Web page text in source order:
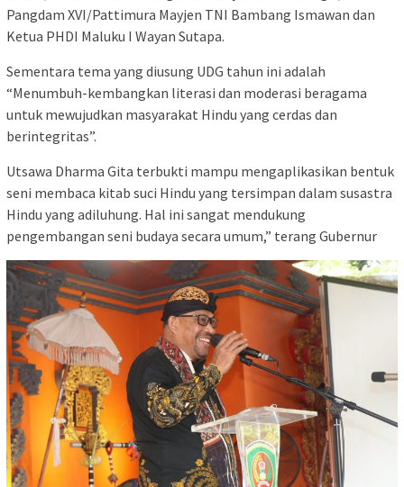
Pangdam XVI/Pattimura Mayjen TNI Bambang Ismawan dan
Ketua PHDI Maluku I Wayan Sutapa.
Sementara tema yang diusung UDG tahun ini adalah
“Menumbuh-kembangkan literasi dan moderasi beragama
untuk mewujudkan masyarakat Hindu yang cerdas dan
berintegritas”.
Utsawa Dharma Gita terbukti mampu mengaplikasikan bentuk
seni membaca kitab suci Hindu yang tersimpan dalam susastra
Hindu yang adiluhung. Hal ini sangat mendukung
pengembangan seni budaya secara umum,” terang Gubernur